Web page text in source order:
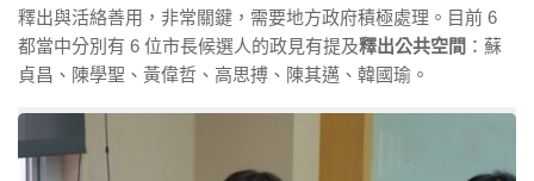
釋出與活絡善用，非常關鍵，需要地方政府積極處理。目前 6
都當中分別有 6 位市長候選人的政見有提及釋出公共空間 ：蘇
貞昌、陳學聖、黃偉哲、高思搏、陳其邁、韓國瑜。